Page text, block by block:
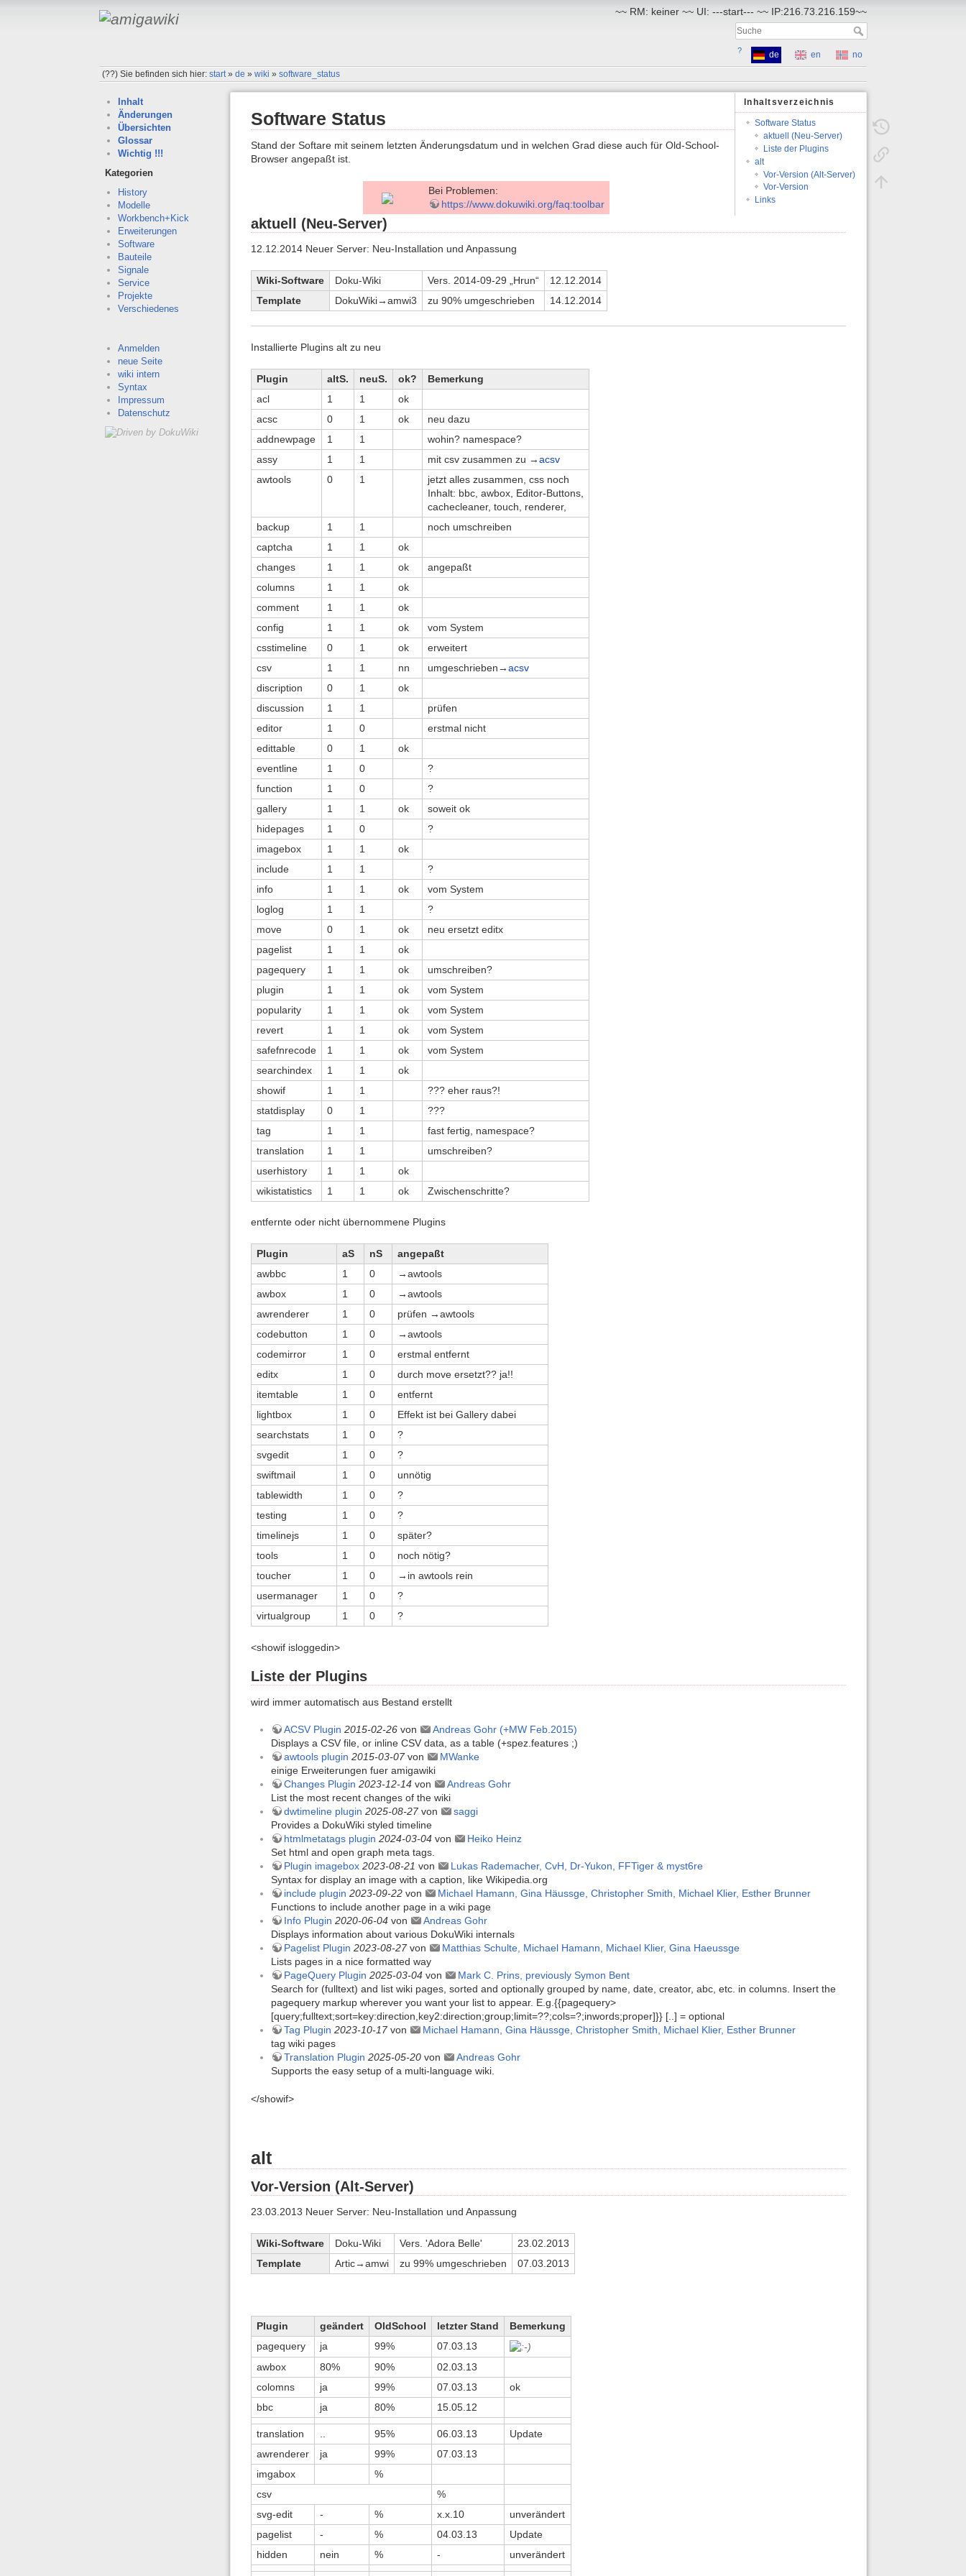
~~ RM: keiner ~~ UI: ---start--- ~~ IP:216.73.216.159~~
? de en
no
(??)Sie befinden sich hier:start»de »wiki »software_status
Inhalt
Änderungen
Übersichten
Glossar
Wichtig !!!
Kategorien
History
Modelle
Workbench+Kick
Erweiterungen
Software
Bauteile
Signale
Service
Projekte
Verschiedenes
Anmelden
neue Seite
wiki intern
Syntax
Impressum
Datenschutz
Inhaltsverzeichnis
Software Status
aktuell (Neu-Server)
Liste der Plugins
alt
Vor-Version (Alt-Server)
Vor-Version
Links
Software Status
Stand der Softare mit seinem letzten Änderungsdatum und in welchen Grad diese auch für Old-School-
Browser angepaßt ist.
Bei Problemen:
https://www.dokuwiki.org/faq:toolbar
aktuell (Neu-Server)
12.12.2014 Neuer Server: Neu-Installation und Anpassung
Wiki-Software Doku-Wiki Vers. 2014-09-29 „Hrun“
12.12.2014
Template
DokuWiki→amwi3 zu 90% umgeschrieben 14.12.2014
Installierte Plugins alt zu neu
Plugin altS. neuS. ok?
Bemerkung
acl
1 1
ok
acsc
0 1 ok
neu dazu
addnewpage
1 1
wohin? namespace?
assy
1 1 mit csv zusammen zu →acsv
awtools
0 1
jetzt alles zusammen, css noch
Inhalt: bbc, awbox, Editor-Buttons,
cachecleaner, touch, renderer,
backup
1 1
noch umschreiben
captcha
1 1
ok
changes
1 1 ok
angepaßt
columns
1 1
ok
comment
1 1
ok
config
1 1 ok
vom System
csstimeline
0 1 ok
erweitert
csv
1 1 nn umgeschrieben→acsv
discription
0 1
ok
discussion
1 1
prüfen
editor
1 0
erstmal nicht
edittable
0 1
ok
eventline
1 0
?
function
1 0
?
gallery
1 1 ok
soweit ok
hidepages
1 0
?
imagebox
1 1
ok
include
1 1
?
info
1 1 ok
vom System
loglog
1 1
?
move
0 1 ok
neu ersetzt editx
pagelist
1 1
ok
pagequery
1 1 ok
umschreiben?
plugin
1 1 ok
vom System
popularity
1 1 ok
vom System
revert
1 1 ok
vom System
safefnrecode
1 1 ok
vom System
searchindex
1 1
ok
showif
1 1
??? eher raus?!
statdisplay
0 1
???
tag
1 1
fast fertig, namespace?
translation
1 1
umschreiben?
userhistory
1 1
ok
wikistatistics
1 1 ok Zwischenschritte?
entfernte oder nicht übernommene Plugins
Plugin aS nS
angepaßt
awbbc
1 0
→awtools
awbox
1 0
→awtools
awrenderer
1 0
prüfen →awtools
codebutton
1 0
→awtools
codemirror
1 0
erstmal entfernt
editx
1 0
durch move ersetzt?? ja!!
itemtable
1 0
entfernt
lightbox
1 0
Effekt ist bei Gallery dabei
searchstats
1 0
?
svgedit
1 0
?
swiftmail
1 0
unnötig
tablewidth
1 0
?
testing
1 0
?
timelinejs
1 0
später?
tools
1 0
noch nötig?
toucher
1 0
→in awtools rein
usermanager
1 0
?
virtualgroup
1 0 ?
<showif isloggedin>
Liste der Plugins
wird immer automatisch aus Bestand erstellt
ACSV Plugin 2015-02-26 von
Andreas Gohr (+MW Feb.2015)
Displays a CSV file, or inline CSV data, as a table (+spez.features ;)
awtools plugin 2015-03-07von
MWanke
einige Erweiterungen fuer amigawiki
Changes Plugin 2023-12-14 von
Andreas Gohr
List the most recent changes of the wiki
dwtimeline plugin 2025-08-27von
saggi
Provides a DokuWiki styled timeline
htmlmetatags plugin 2024-03-04 von
Heiko Heinz
Set html and open graph meta tags.
Plugin imagebox 2023-08-21 von
Lukas Rademacher, CvH, Dr-Yukon, FFTiger & myst6re
Syntax for display an image with a caption, like Wikipedia.org
include plugin 2023-09-22 von
Michael Hamann, Gina Häussge, Christopher Smith, Michael Klier, Esther Brunner
Functions to include another page in a wiki page
Info Plugin 2020-06-04 von
Andreas Gohr
Displays information about various DokuWiki internals
Pagelist Plugin 2023-08-27von
Matthias Schulte, Michael Hamann, Michael Klier, Gina Haeussge
Lists pages in a nice formatted way
PageQuery Plugin 2025-03-04 von
Mark C. Prins, previously Symon Bent
Search for (fulltext) and list wiki pages, sorted and optionally grouped by name, date, creator, abc, etc. in columns. Insert the
pagequery markup wherever you want your list to appear. E.g.{{pagequery>
[query;fulltext;sort=key:direction,key2:direction;group;limit=??;cols=?;inwords;proper]}} [..] = optional
Tag Plugin 2023-10-17von
Michael Hamann, Gina Häussge, Christopher Smith, Michael Klier, Esther Brunner
tag wiki pages
Translation Plugin 2025-05-20 von
Andreas Gohr
Supports the easy setup of a multi-language wiki.
</showif>
alt
Vor-Version (Alt-Server)
23.03.2013 Neuer Server: Neu-Installation und Anpassung
Wiki-Software Doku-Wiki Vers. 'Adora Belle'
23.02.2013
Template
Artic→amwi zu 99% umgeschrieben 07.03.2013
Plugin geändert OldSchool letzter Stand
Bemerkung
pagequery
ja 99%
07.03.13
awbox
80% 90%
02.03.13
colomns
ja 99% 07.03.13
ok
bbc
ja 80% 15.05.12
translation 95% 06.03.13
Update
awrenderer
ja 99%
07.03.13
imgabox
%
csv
%
svg-edit
- % x.x.10
unverändert
pagelist
- % 04.03.13
Update
hidden
nein % - unverändert